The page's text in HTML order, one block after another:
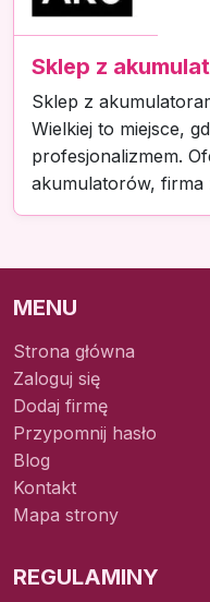
Sklep z
Sklep z
Wielkiej to miejsce,
profesjonalizmem.
akumulatorów, firma
MENU
Strona główna
Zaloguj się
Dodaj firmę
Przypomnij hasło
Blog
Kontakt
Mapa strony
REGULAMINY